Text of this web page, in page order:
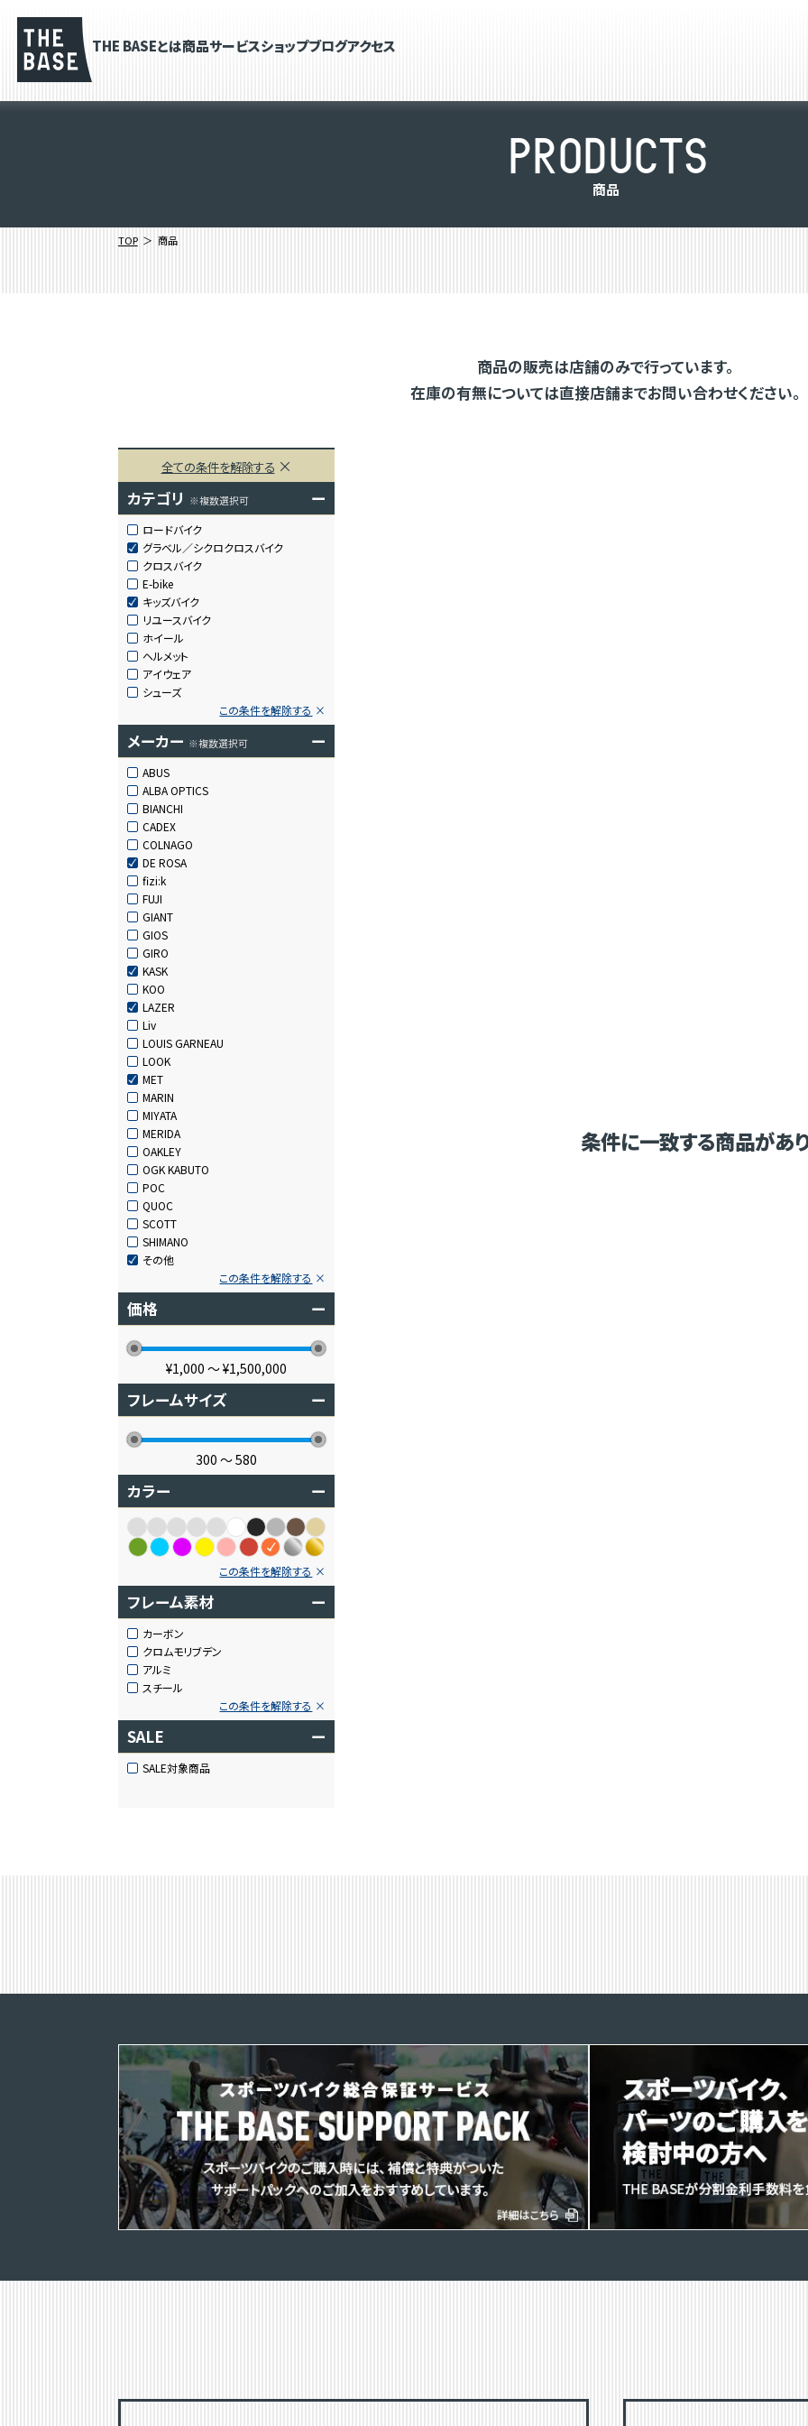
THE BASEとは商品サービスショップブログアクセス
PRODUCTS
商品
TOP 商品
商品の販売は店舗のみで行っています。
在庫の有無については直接店舗までお問い合わせください。
全ての条件を解除する
カテゴリ ※複数選択可 ー
ロードバイク
グラベル／シクロクロスバイク
クロスバイク
E-bike
キッズバイク
リユースバイク
ホイール
ヘルメット
アイウェア
シューズ
この条件を解除する
メーカー ※複数選択可 ー
ABUS
ALBA OPTICS
BIANCHI
CADEX
COLNAGO
DE ROSA
fizi:k
FUJI
GIANT
GIOS
GIRO
KASK
KOO
LAZER
Liv
LOUIS GARNEAU
LOOK
MET
MARIN
MIYATA
MERIDA
OAKLEY
OGK KABUTO
POC
QUOC
SCOTT
SHIMANO
その他
この条件を解除する
価格 ー
¥1,000 〜¥1,500,000
フレームサイズ ー
300 〜580
カラー ー
この条件を解除する
フレーム素材 ー
カーボン
クロムモリブデン
アルミ
スチール
この条件を解除する
SALE ー
SALE対象商品
条件に一致する商品があ